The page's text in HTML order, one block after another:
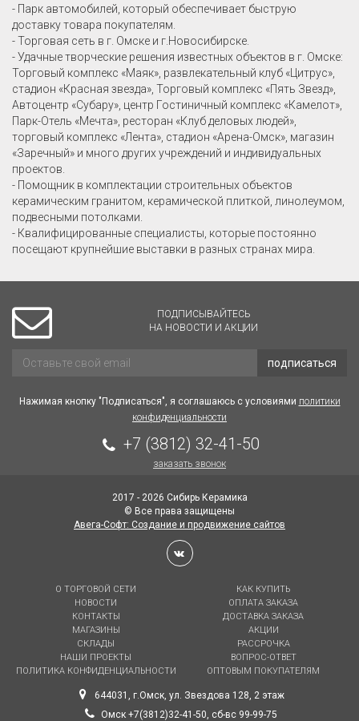
- Парк автомобилей, который обеспечивает быструю
доставку товара покупателям.
- Торговая сеть в г. Омске и г.Новосибирске.
- Удачные творческие решения известных объектов в г. Омске:
Торговый комплекс «Маяк», развлекательный клуб «Цитрус»,
стадион «Красная звезда», Торговый комплекс «Пять Звезд»,
Автоцентр «Субару», центр Гостиничный комплекс «Камелот»,
Парк-Отель «Мечта», ресторан «Клуб деловых людей»,
торговый комплекс «Лента», стадион «Арена-Омск», магазин
«Заречный» и много других учреждений и индивидуальных
проектов.
- Помощник в комплектации строительных объектов
керамическим гранитом, керамической плиткой, линолеумом,
подвесными потолками.
- Квалифицированные специалисты, которые постоянно
посещают крупнейшие выставки в разных странах мира.
ПОДПИСЫВАЙТЕСЬ
НА НОВОСТИ И АКЦИИ
подписаться
Нажимая кнопку "Подписаться", я соглашаюсь с условиями политики
конфиденциальности
+7 (3812) 32-41-50
заказать звонок
2017 - 2026 Сибирь Керамика
© Все права защищены
Авега-Софт: Создание и продвижение сайтов
О ТОРГОВОЙ СЕТИ
НОВОСТИ
КОНТАКТЫ
МАГАЗИНЫ
СКЛАДЫ
НАШИ ПРОЕКТЫ
ПОЛИТИКА КОНФИДЕНЦИАЛЬНОСТИ
КАК КУПИТЬ
ОПЛАТА ЗАКАЗА
ДОСТАВКА ЗАКАЗА
АКЦИИ
РАССРОЧКА
ВОПРОС-ОТВЕТ
ОПТОВЫМ ПОКУПАТЕЛЯМ
644031, г.Омск, ул. Звездова 128, 2 этаж
Омск +7(3812)32-41-50, сб-вс 99-99-75